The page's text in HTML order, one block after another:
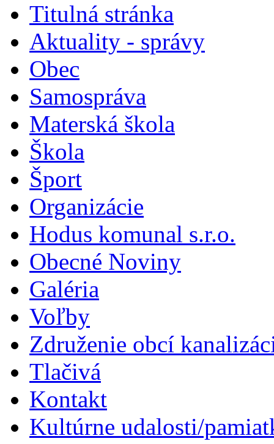
Titulná stránka
Aktuality - správy
Obec
Samospráva
Materská škola
Škola
Šport
Organizácie
Hodus komunal s.r.o.
Obecné Noviny
Galéria
Voľby
Združenie obcí
Tlačivá
Kontakt
Kultúrne udalosti/